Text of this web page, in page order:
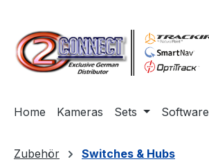
Home Kameras Sets Software
Zubehör Switches & Hubs